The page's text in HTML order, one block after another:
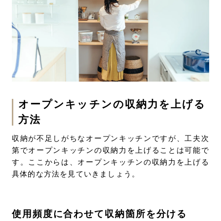
オープンキッチンの収納力を上げる
方法
収納が不足しがちなオープンキッチンですが、工夫次
第でオープンキッチンの収納力を上げることは可能で
す。ここからは、オープンキッチンの収納力を上げる
具体的な方法を見ていきましょう。
使用頻度に合わせて収納箇所を分ける